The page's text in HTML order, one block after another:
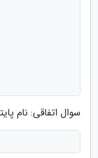
سوال اتفاقی: نام